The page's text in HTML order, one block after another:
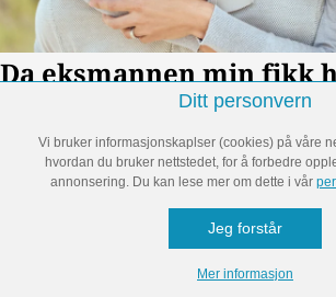
Ditt personvern
Vi bruker informasjonskaplser (cookies) på våre
hvordan du bruker nettstedet, for å forbedre
annonsering. Du kan lese mer om dette i vår
Jeg forstår
Mer informasjon